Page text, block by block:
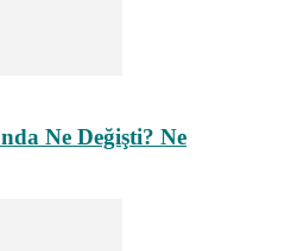
Ne Değişti? Ne